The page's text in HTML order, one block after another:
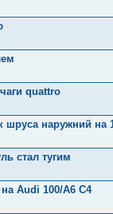
quattro
шруса наружний на
стал тугим
Audi 100/A6 C4